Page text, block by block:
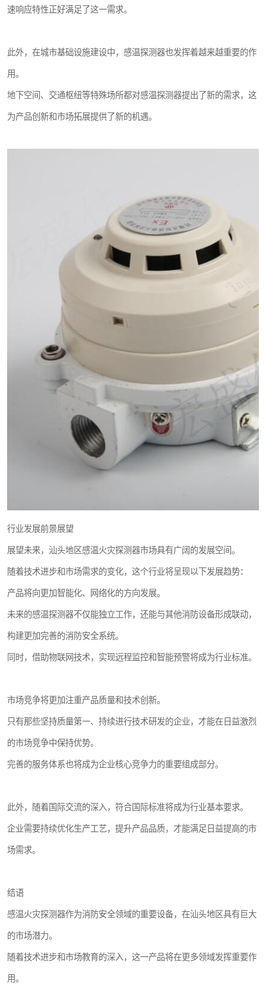
速响应特性正好满足了这一需求。
此外，在城市基础设施建设中，感温探测器也发挥着越来越重要的作
用。
地下空间、交通枢纽等特殊场所都对感温探测器提出了新的需求，这
为产品创新和市场拓展提供了新的机遇。
行业发展前景展望
展望未来，汕头地区感温火灾探测器市场具有广阔的发展空间。
随着技术进步和市场需求的变化，这个行业将呈现以下发展趋势：
产品将向更加智能化、网络化的方向发展。
未来的感温探测器不仅能独立工作，还能与其他消防设备形成联动，
构建更加完善的消防安全系统。
同时，借助物联网技术，实现远程监控和智能预警将成为行业标准。
市场竞争将更加注重产品质量和技术创新。
只有那些坚持质量第一、持续进行技术研发的企业，才能在日益激烈
的市场竞争中保持优势。
完善的服务体系也将成为企业核心竞争力的重要组成部分。
此外，随着国际交流的深入，符合国际标准将成为行业基本要求。
企业需要持续优化生产工艺，提升产品品质，才能满足日益提高的市
场需求。
结语
感温火灾探测器作为消防安全领域的重要设备，在汕头地区具有巨大
的市场潜力。
随着技术进步和市场教育的深入，这一产品将在更多领域发挥重要作
用。